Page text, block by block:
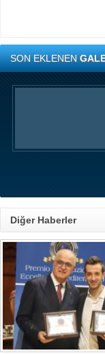
SON EKLENEN
Diğer Haberler